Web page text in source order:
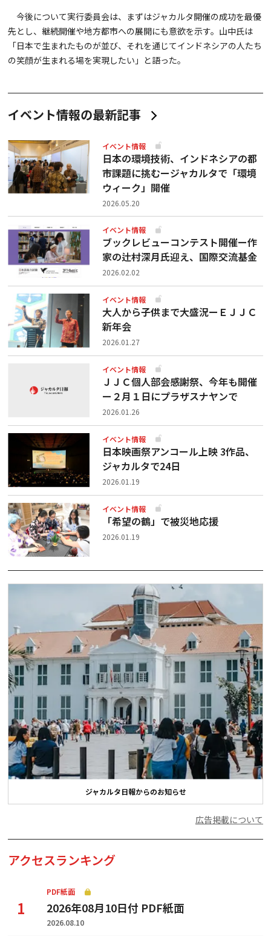
今後について実行委員会は、まずはジャカルタ開催の成功を最優
先とし、継続開催や地方都市への展開にも意欲を示す。山中氏は
「日本で生まれたものが並び、それを通じてインドネシアの人たち
の笑顔が生まれる場を実現したい」と語った。
イベント情報の最新記事
イベント情報
日本の環境技術、インドネシアの都
市課題に挑むージャカルタで「環境
ウィーク」開催
2026.05.20
イベント情報
ブックレビューコンテスト開催ー作
家の辻村深月氏迎え、国際交流基金
2026.02.02
イベント情報
大人から子供まで大盛況ーＥＪＪＣ
新年会
2026.01.27
イベント情報
ＪＪＣ個人部会感謝祭、今年も開催
ー２月１日にプラザスナヤンで
2026.01.26
イベント情報
日本映画祭アンコール上映 3作品、
ジャカルタで24日
2026.01.19
イベント情報
「希望の鶴」で被災地応援
2026.01.19
ジャカルタ日報からのお知らせ
広告掲載について
アクセスランキング
PDF紙面
2026年08月10日付 PDF紙面
2026.08.10